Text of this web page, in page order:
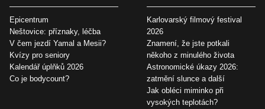
Epicentrum
Neštovice: příznaky, léčba
V čem jezdí Yamal a Mesii?
Kvízy pro seniory
Kalendář úplňků 2026
Co je bodycount?
Karlovarský filmový festival
2026
Znamení, že jste potkali
někoho z minulého života
Astronomické úkazy 2026:
zatmění slunce a další
Jak obléci miminko při
vysokých teplotách?